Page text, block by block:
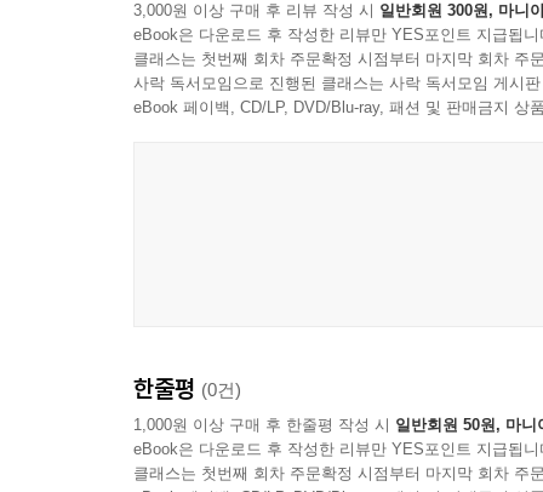
徐廷柱의 ≪국화 옆에서≫
아리스토텔레스의 ≪시학≫
J. 스위프트의 ≪걸리버 이행기≫
G. 플로베르의 ≪보바리 부인≫
3,000원 이상 구매 후 리뷰 작성 시 일반회원 300원, 마니
eBook은 다운로드 후 작성한 리뷰만 YES포인트 지급됩니
클래스는 첫번째 회차 주문확정 시점부터 마지막 회차 주
사락 독서모임으로 진행된 클래스는 사락 독서모임 게시
eBook 페이백, CD/LP, DVD/Blu-ray, 패션 및 판매금지 상
한줄평 (0건)
1,000원 이상 구매 후 한줄평 작성 시 일반회원 50원, 마니
eBook은 다운로드 후 작성한 리뷰만 YES포인트 지급됩니
클래스는 첫번째 회차 주문확정 시점부터 마지막 회차 주